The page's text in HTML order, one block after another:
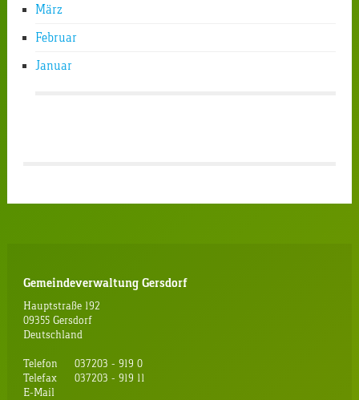
März
Februar
Januar
Gemeindeverwaltung Gersdorf
Hauptstraße 192
09355 Gersdorf
Deutschland
Telefon
037203 - 919 0
Telefax
037203 - 919 11
E-Mail